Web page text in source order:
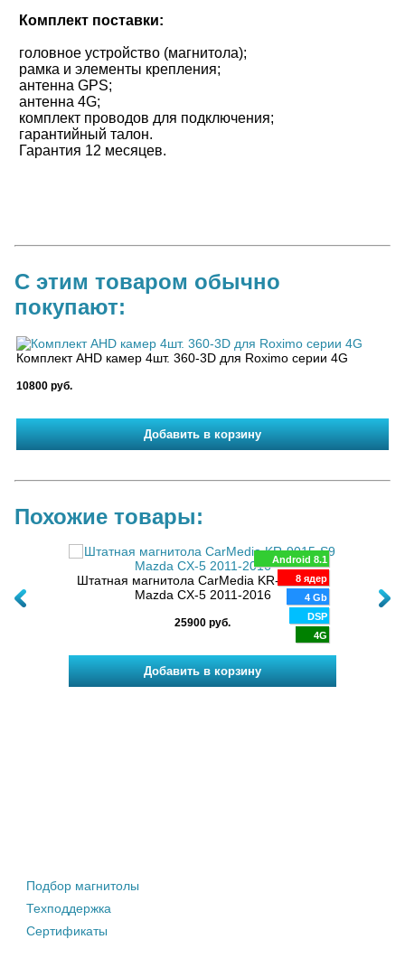
Комплект поставки:
головное устройство (магнитола);
рамка и элементы крепления;
антенна GPS;
антенна 4G;
комплект проводов для подключения;
гарантийный талон.
Гарантия 12 месяцев.
С этим товаром обычно
покупают:
Комплект AHD камер 4шт. 360-3D для Roximo серии 4G
10800 руб.
Похожие товары:
ядер
Android 8.1
8 ядер
4 Gb
DSP
4G
Штатная магнитола CarMedia KR-9015-S9
Mazda CX-5 2011-2016
25900 руб.
Подбор магнитолы
Техподдержка
Сертификаты